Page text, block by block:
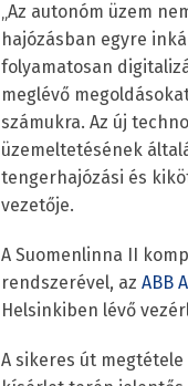
„Az autonóm üzem
hajózásban egyre
folyamatosan
meglévő
számukra. Az új
üzemeltetésének
tengerhajózási és
vezetője.
A Suomenlinna II
rendszerével, az ABB
Helsinkiben lévő
A sikeres út